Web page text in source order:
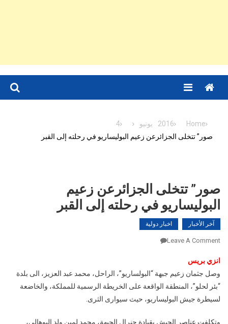
Menu
Home
2016 يونيو
4
صور” تتخلى الجزائرعن زعيم البوليساريو في رحلته إلى القبر
صور” تتخلى الجزائرعن زعيم
البوليساريو في رحلته إلى القبر
آخر الأخبار اخبار دولية
Leave A Comment
الجزائرعن
زعيم
البوليساريو
رحلته
انزي بريس
وصل جثمان زعيم جبهة “البولساريو”، الراحل، محمد عبد العزيز، الى بلدة
“بئر لحلو”، المنطقة الواقعة على الخريطة الرسمية للمملكة، والخاضعة
لسيطرة جيش البوليساريو، حيث سيوارى الثرى.
وتكلفت عناصر الجيش بقيادة جنرال الجبهة، محمد لمين ولد البوهالي،